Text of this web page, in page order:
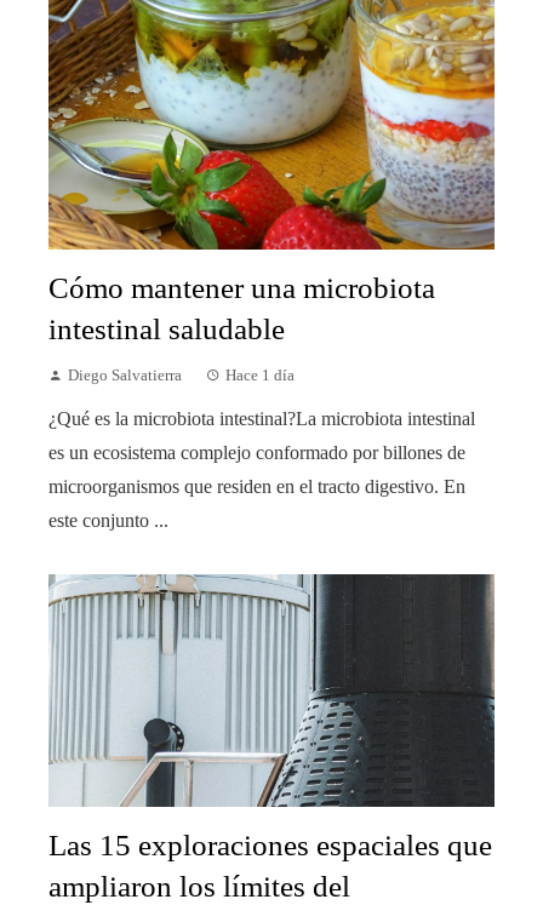
Cómo mantener una microbiota
intestinal saludable
Diego Salvatierra Hace 1 día
¿Qué es la microbiota intestinal?La microbiota intestinal
es un ecosistema complejo conformado por billones de
microorganismos que residen en el tracto digestivo. En
este conjunto ...
Las 15 exploraciones espaciales que
ampliaron los límites del